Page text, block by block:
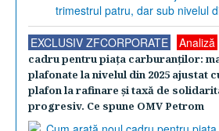
EXCLUSIV ZFCORPORATE Analiză
cadru pentru piaţa carburanţilor:
plafonate la nivelul din 2025 ajustat
plafon la rafinare şi taxă de
progresiv. Ce spune OMV Petrom